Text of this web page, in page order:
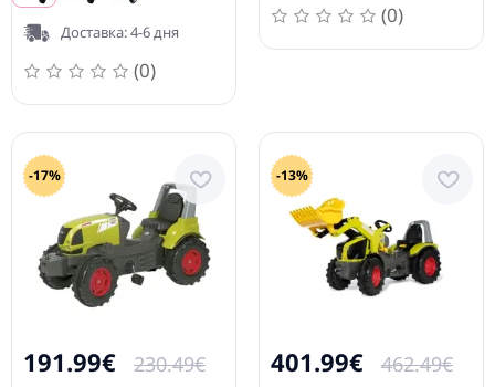
Доставка: 4-6 дня
(0)
(0)
-17%
191.99€ 230.49€
-13%
401.99€ 462.49€